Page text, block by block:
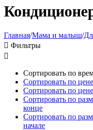
Главная/Мама и малыш/
 Фильтры

Сортировать по
Сортировать по
Сортировать по
Сортировать по
конце
Сортировать по
начале